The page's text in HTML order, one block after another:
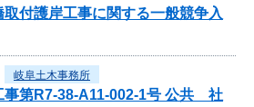
取付護岸工事に関する一般競争入
岐阜土木事務所
事第R7-38-A11-002-1号 公共 社